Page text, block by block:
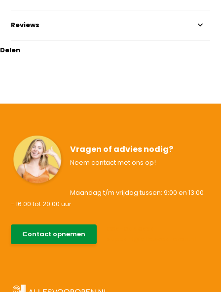
Reviews
Delen
Vragen of advies nodig?
Neem contact met ons op!
Maandag t/m vrijdag tussen: 9:00 en 13:00
- 16:00 tot 20.00 uur
Contact opnemen